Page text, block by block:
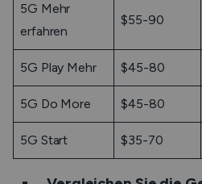
5G Mehr
erfahren
$55-90
5G Play Mehr $45-80
5G Do More $45-80
5G Start $35-70